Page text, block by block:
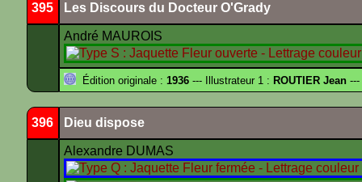
395 Les Discours du Docteur O'Grady
André MAUROIS
Édition originale : 1936 --- Illustrateur 1 : ROUTIER Jean ---
396 Dieu dispose
Alexandre DUMAS